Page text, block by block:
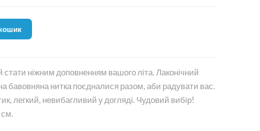
ніжним доповненням вашого літа. Лаконічний
бавовняна нитка поєдналися разом, аби радувати вас.
легкий, невибагливий у догляді. Чудовий вибір!